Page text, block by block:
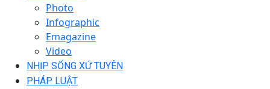
Photo
Infographic
Emagazine
Video
NHỊP SỐNG XỨ TUYÊN
PHÁP LUẬT